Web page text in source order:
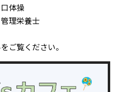
体操
理栄養士
ご覧ください。